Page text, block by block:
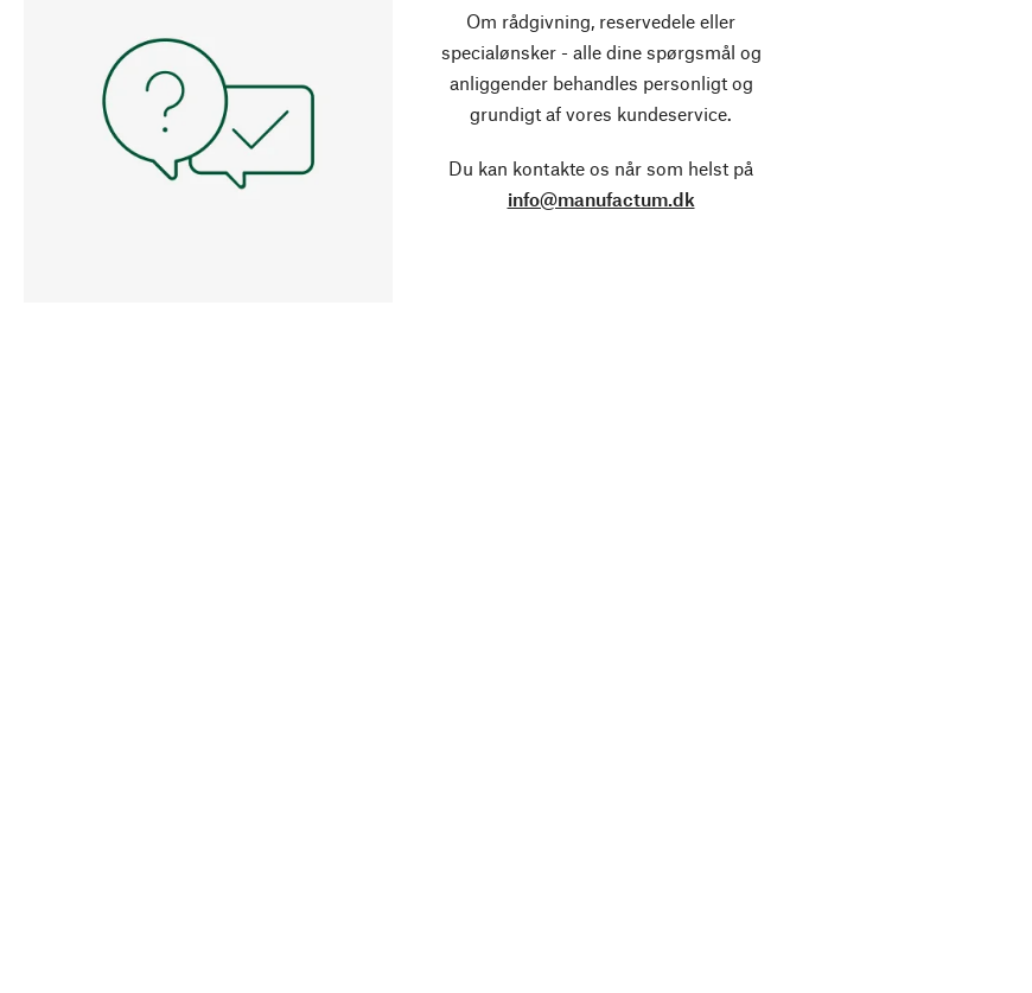
Om rådgivning, reservedele eller
specialønsker - alle dine spørgsmål og
anliggender behandles personligt og
grundigt af vores kundeservice.
Du kan kontakte os når som helst på
info@manufactum.dk